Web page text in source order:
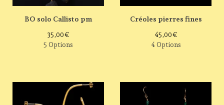
BO solo Callisto pm
35,00€
5 Options
Créoles pierres fines
45,00€
4 Options